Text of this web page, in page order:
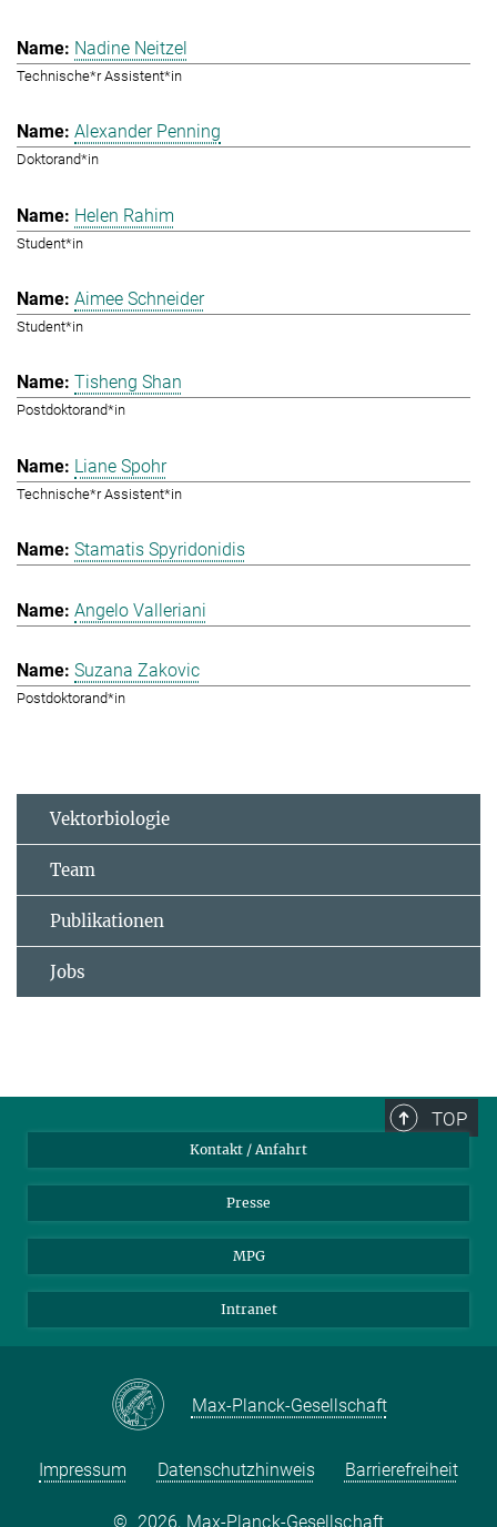
Nadine Neitzel
Technische*r Assistent*in
Alexander Penning
Doktorand*in
Helen Rahim
Student*in
Aimee Schneider
Student*in
Tisheng Shan
Postdoktorand*in
Liane Spohr
Technische*r Assistent*in
Stamatis Spyridonidis
Angelo Valleriani
Suzana Zakovic
Postdoktorand*in
Vektorbiologie
Team
Publikationen
Jobs
TOP
Kontakt / Anfahrt
Presse
MPG
Intranet
Max-Planck-Gesellschaft
Impressum Datenschutzhinweis Barrierefreiheit
© 2026, Max-Planck-Gesellschaft